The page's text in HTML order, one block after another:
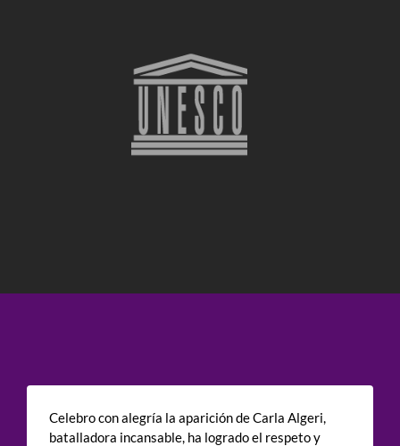
Celebro con alegría la aparición de Carla Algeri,
batalladora incansable, ha logrado el respeto y